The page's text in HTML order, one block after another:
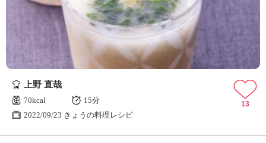
上野 直哉
70kcal
15分
2022/09/23 きょうの料理レシピ
13